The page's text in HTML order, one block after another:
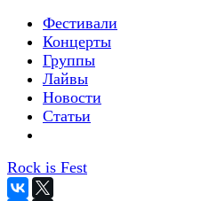
Фестивали
Концерты
Группы
Лайвы
Новости
Статьи
Rock is Fest